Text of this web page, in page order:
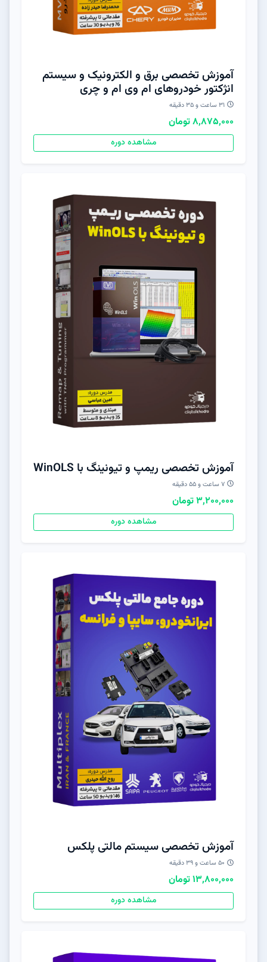
آموزش تخصصی برق و الکترونیک و سیستم
انژکتور خودروهای ام وی ام و چری
31 ساعت و 3۵ دقیقه
8,875,000 تومان
مشاهده دوره
آموزش تخصصی ریمپ و تیونینگ با WinOLS
۷ ساعت و ۵۵ دقیقه
3,200,000 تومان
مشاهده دوره
آموزش تخصصی سیستم مالتی پلکس
50 ساعت و 39 دقیقه
13,800,000 تومان
مشاهده دوره